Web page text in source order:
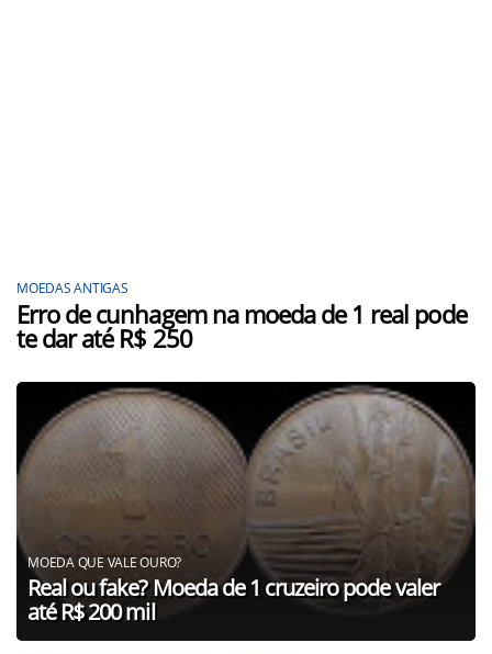
MOEDAS ANTIGAS
Erro de cunhagem na moeda de 1 real pode
te dar até R$ 250
MOEDA QUE VALE OURO?
Real ou fake? Moeda de 1 cruzeiro pode valer
até R$ 200 mil